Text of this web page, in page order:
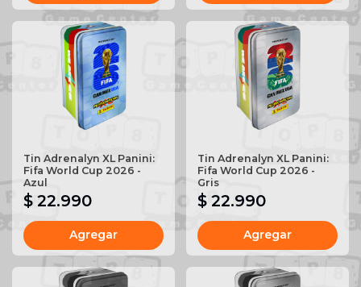
Tin Adrenalyn XL Panini:
Fifa World Cup 2026 -
Azul
$ 22.990
Agregar
Tin Adrenalyn XL Panini:
Fifa World Cup 2026 -
Gris
$ 22.990
Agregar